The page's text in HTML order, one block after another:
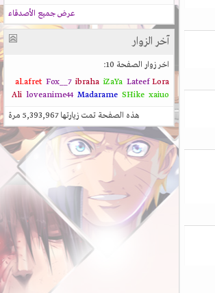
عرض جميع الأصدقاء
آخر الزوار
اخر زوار الصفحة 10:
al.afret
Fox__7 ibraha iZaYa LateefLora
Ali
loveanime44 Madarame SHike
xaiuo
هذه الصفحة تمت زيارتها5,393,967مرة